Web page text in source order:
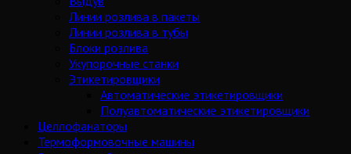
Линии розлива в пакеты
Линии розлива в тубы
Блоки розлива
Укупорочные станки
Этикетировщики
Автоматические этикетировщики
Полуавтоматические этикетировщики
Целлофанаторы
Термоформовочные машины